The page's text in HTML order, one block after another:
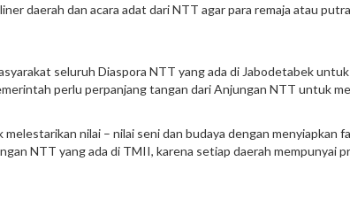
daerah dan acara adat dari NTT agar para remaja atau
seluruh Diaspora NTT yang ada di Jabodetabek
perlu perpanjang tangan dari Anjungan NTT untuk
nilai – nilai seni dan budaya dengan menyiapkan
NTT yang ada di TMII, karena setiap daerah